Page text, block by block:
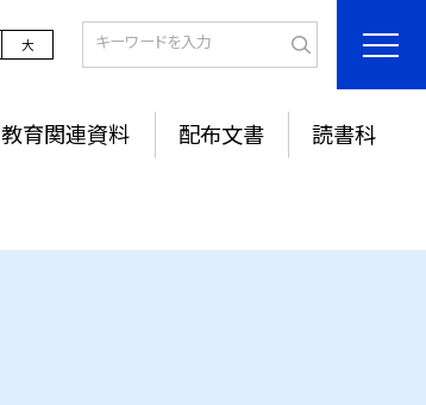
大
教育関連資料 配布文書 読書科